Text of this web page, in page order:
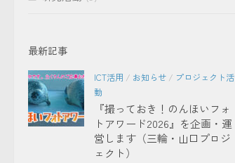
最新記事
ICT活用 / お知らせ / プロジェクト活
動
『撮っておき！のんほいフォ
トアワード2026』を企画・運
営します（三輪・山口プロジ
ェクト）